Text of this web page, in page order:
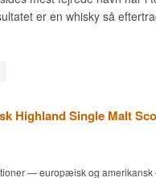
er en whisky så
Highland Single Malt
— europæisk og